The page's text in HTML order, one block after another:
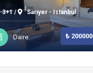
3+1 / Sarıyer - Istanbul
Daire ₺ 200000